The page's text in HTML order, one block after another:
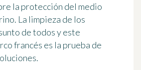
la protección del medio
La limpieza de los
de todos y este
francés es la prueba de